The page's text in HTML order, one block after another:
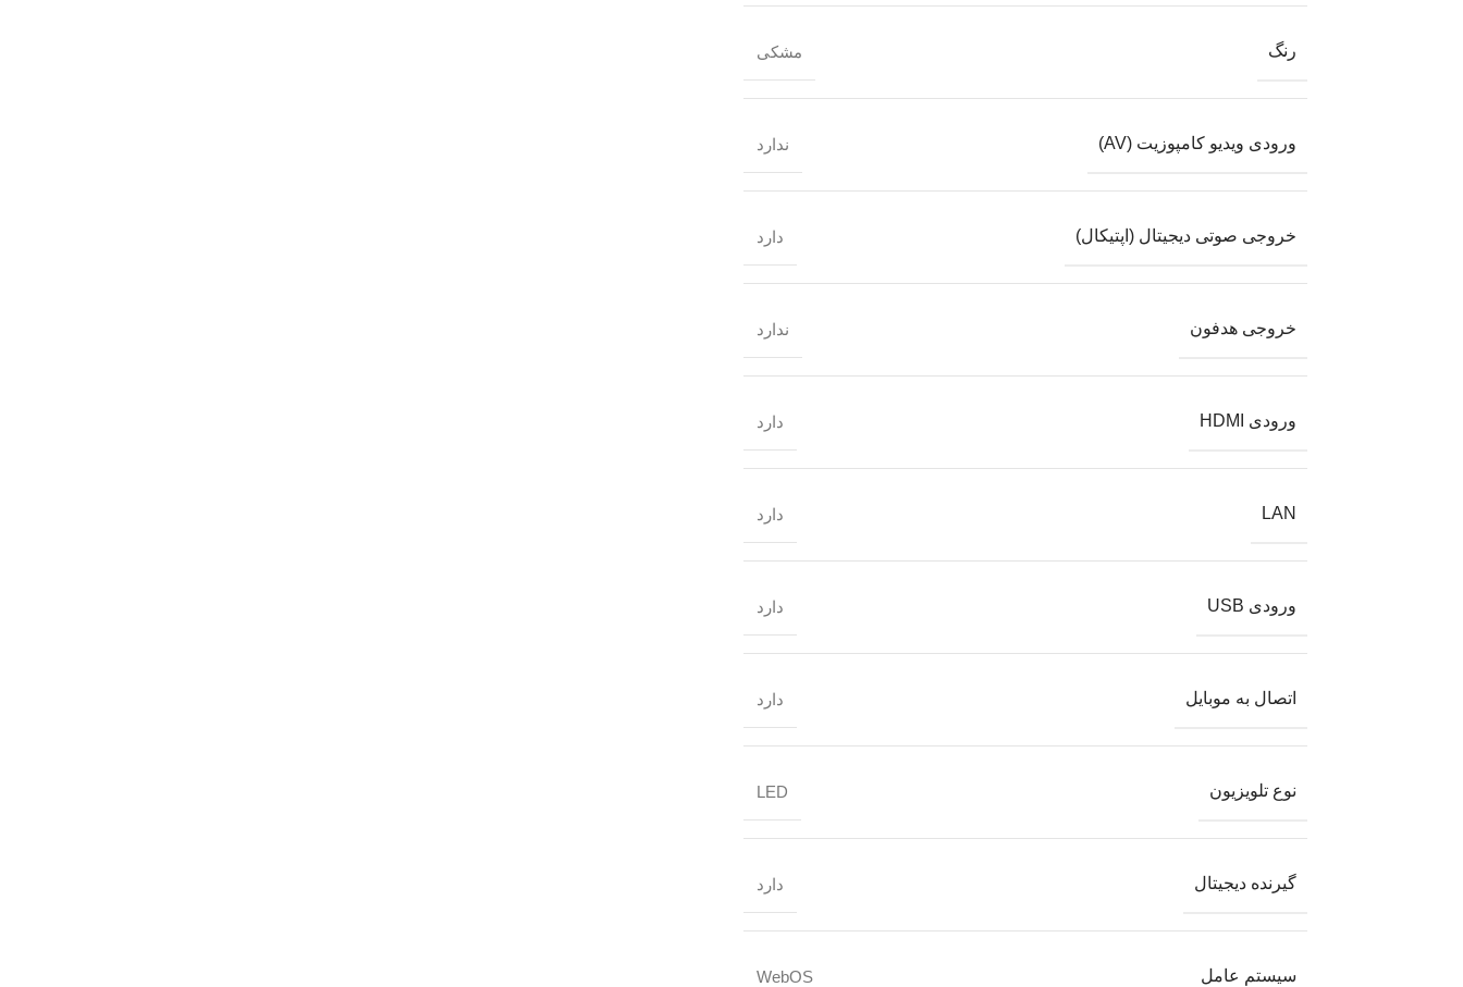
رنگ مشکی
ورودی ویدیو کامپوزیت (AV) ندارد
خروجی صوتی دیجیتال (اپتیکال) دارد
خروجی هدفون ندارد
ورودی HDMI دارد
LAN دارد
ورودی USB دارد
اتصال به موبایل دارد
نوع تلویزیون LED
گیرنده دیجیتال دارد
سیستم عامل WebOS